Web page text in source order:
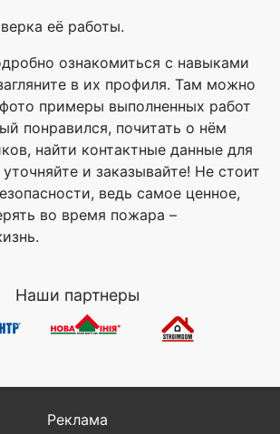
её работы.
ознакомиться с навыками
в их профиля. Там можно
примеры выполненных работ
понравился, почитать о нём
найти контактные данные для
и заказывайте! Не стоит
ведь самое ценное,
во время пожара –
Наши партнеры
Реклама